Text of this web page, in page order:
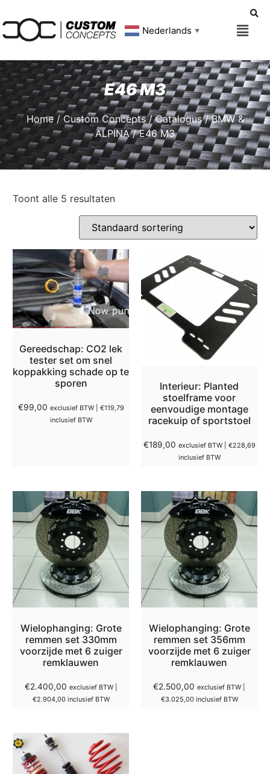
Nederlands ▼
E46 M3
Home/Custom Concepts/Catalogus/BMW &
ALPINA/ E46 M3
Toont alle 5 resultaten
Gereedschap: CO2 lek
tester set om snel
koppakking schade op te
sporen
€99,00 exclusief BTW | €119,79
inclusief BTW
Interieur: Planted
stoelframe voor
eenvoudige montage
racekuip of sportstoel
€189,00 exclusief BTW | €228,69
inclusief BTW
Wielophanging: Grote
remmen set 330mm
voorzijde met 6 zuiger
remklauwen
€2.400,00 exclusief BTW |
€2.904,00inclusief BTW
Wielophanging: Grote
remmen set 356mm
voorzijde met 6 zuiger
remklauwen
€2.500,00 exclusief BTW |
€3.025,00inclusief BTW